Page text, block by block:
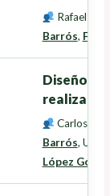
Rafael
Barrós,
Diseño
Carlos
Barrós,
López